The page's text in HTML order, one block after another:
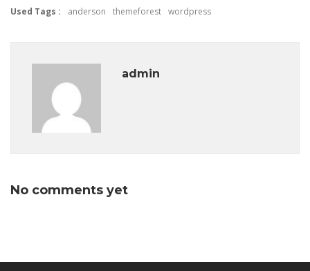
Used Tags : anderson themeforest wordpress
admin
No comments yet